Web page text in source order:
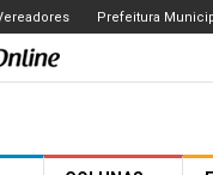
Prefeitura